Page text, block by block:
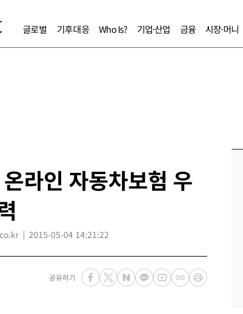
글로벌 기후대응 Who Is? 기업·산업 금융 시장·머니
라인 자동차보험 우
2015-05-04 14:21:22
공유하기